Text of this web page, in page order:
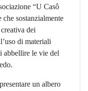
“U Casô
sostanzialmente
dei
di materiali
abbellire le vie del
un albero